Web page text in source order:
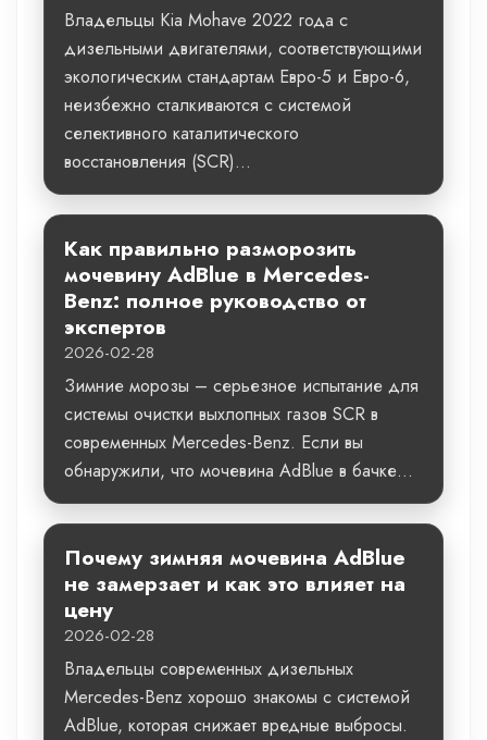
Владельцы Kia Mohave 2022 года с
дизельными двигателями, соответствующими
экологическим стандартам Евро-5 и Евро-6,
неизбежно сталкиваются с системой
селективного каталитического
восстановления (SCR)...
Как правильно разморозить
мочевину AdBlue в Mercedes-
Benz: полное руководство от
экспертов
2026-02-28
Зимние морозы – серьезное испытание для
системы очистки выхлопных газов SCR в
современных Mercedes-Benz. Если вы
обнаружили, что мочевина AdBlue в бачке...
Почему зимняя мочевина AdBlue
не замерзает и как это влияет на
цену
2026-02-28
Владельцы современных дизельных
Mercedes-Benz хорошо знакомы с системой
AdBlue, которая снижает вредные выбросы.